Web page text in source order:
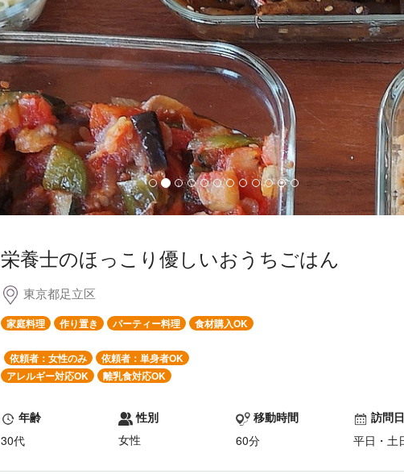
栄養士のほっこり優しいおうちごはん
東京都足立区
家庭料理 作り置き パーティー料理 食材購入OK
依頼者：女性のみ
依頼者：単身者OK
アレルギー対応OK
離乳食対応OK
年齢
30代
性別
女性
移動時間
60分
訪問
平日・土